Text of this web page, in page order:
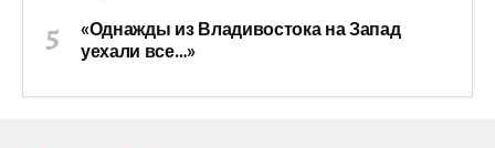
«Однажды из Владивостока на Запад
уехали все…»